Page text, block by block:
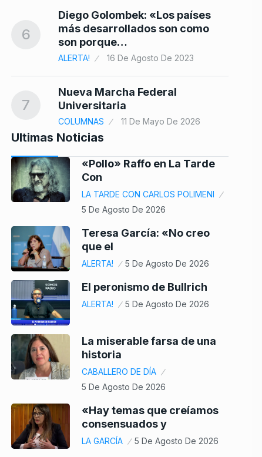
6
Diego Golombek: «Los países
más desarrollados son como
son porque…
ALERTA! 16 De Agosto De 2023
7
Nueva Marcha Federal
Universitaria
COLUMNAS 11 De Mayo De 2026
Ultimas Noticias
«Pollo» Raffo en La Tarde
Con
LA TARDE CON CARLOS POLIMENI
5 De Agosto De 2026
Teresa García: «No creo
que el
ALERTA! 5 De Agosto De 2026
El peronismo de Bullrich
ALERTA! 5 De Agosto De 2026
La miserable farsa de una
historia
CABALLERO DE DÍA
5 De Agosto De 2026
«Hay temas que creíamos
consensuados y
LA GARCÍA 5 De Agosto De 2026